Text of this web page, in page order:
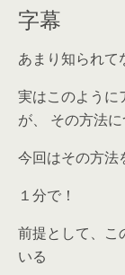
字幕
あまり知られて
実はこのように
が、 その方法
今回はその方法
１分で！
前提として、こ
いる